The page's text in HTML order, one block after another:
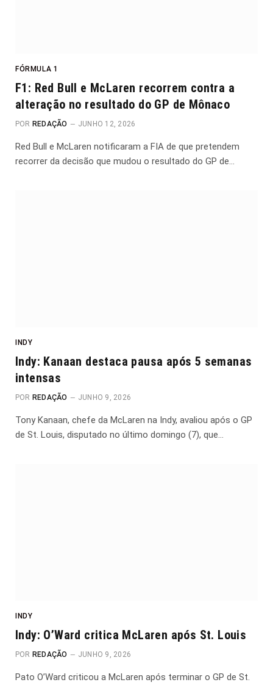
FÓRMULA 1
F1: Red Bull e McLaren recorrem contra a
alteração no resultado do GP de Mônaco
POR REDAÇÃO JUNHO 12, 2026
Red Bull e McLaren notificaram a FIA de que pretendem
recorrer da decisão que mudou o resultado do GP de…
INDY
Indy: Kanaan destaca pausa após 5 semanas
intensas
POR REDAÇÃO JUNHO 9, 2026
Tony Kanaan, chefe da McLaren na Indy, avaliou após o GP
de St. Louis, disputado no último domingo (7), que…
INDY
Indy: O’Ward critica McLaren após St. Louis
POR REDAÇÃO JUNHO 9, 2026
Pato O’Ward criticou a McLaren após terminar o GP de St.